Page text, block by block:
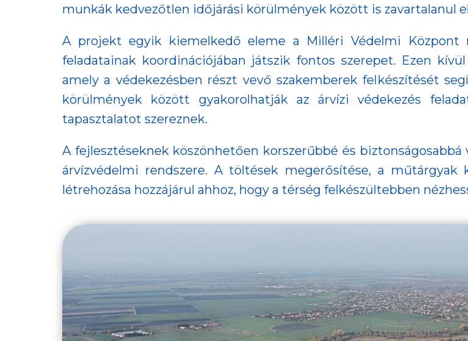
munkák kedvezőtlen időjárási körülmények között is zavartalanul
A projekt egyik kiemelkedő eleme a Milléri Védelmi Központ
feladatainak koordinációjában játszik fontos szerepet. Ezen
amely a védekezésben részt vevő szakemberek felkészítését
körülmények között gyakorolhatják az árvízi védekezés
tapasztalatot szereznek.
A fejlesztéseknek köszönhetően korszerűbbé és
árvízvédelmi rendszere. A töltések megerősítése, a
létrehozása hozzájárul ahhoz, hogy a térség felkészültebben